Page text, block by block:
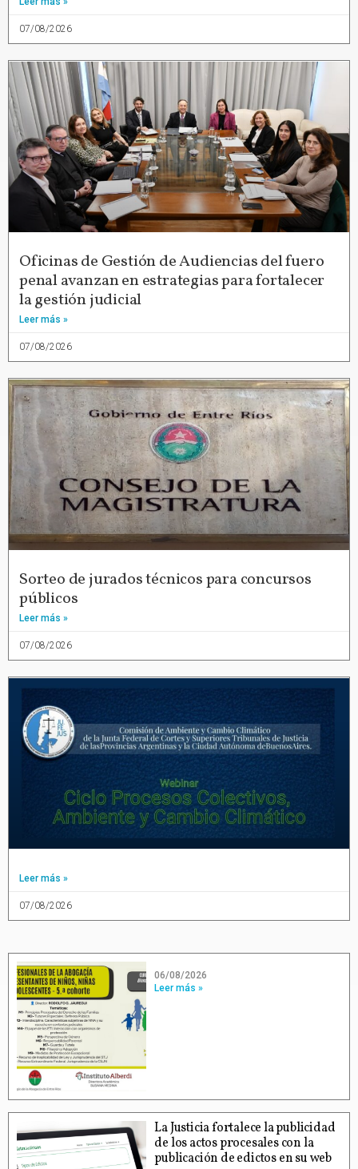
07/08/2026
Oficinas de Gestión de Audiencias del fuero
penal avanzan en estrategias para fortalecer
la gestión judicial
Leer más »
07/08/2026
Sorteo de jurados técnicos para concursos
públicos
Leer más »
07/08/2026
Leer más »
07/08/2026
06/08/2026
Leer más »
La Justicia fortalece la publicidad
de los actos procesales con la
publicación de edictos en su web